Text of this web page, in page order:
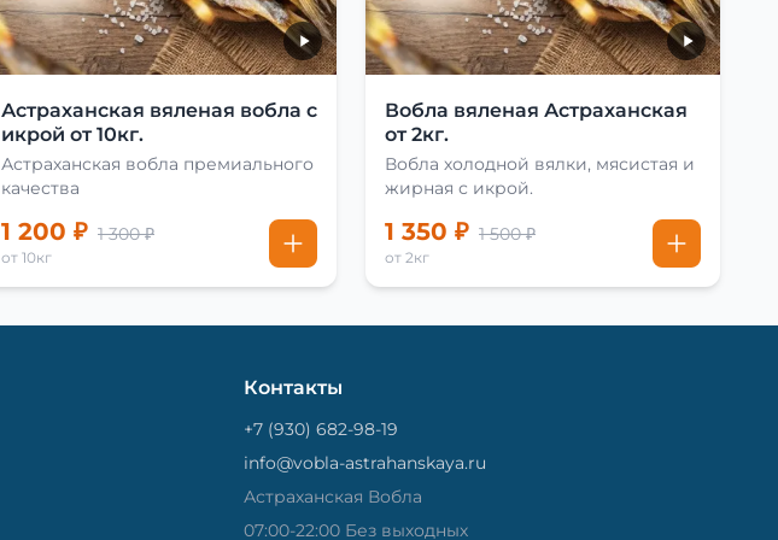
Астраханская вяленая вобла с
икрой от 10кг.
Астраханская вобла премиального
качества
1 200 ₽ 1 300 ₽
от 10кг
Вобла вяленая Астраханская
от 2кг.
Вобла холодной вялки, мясистая и
жирная с икрой.
1 350 ₽ 1 500 ₽
от 2кг
Контакты
+7 (930) 682-98-19
info@vobla-astrahanskaya.ru
Астраханская Вобла
07:00-22:00 Без выходных